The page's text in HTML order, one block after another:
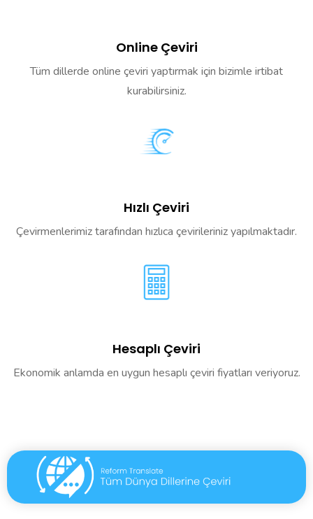
Online Çeviri
Tüm dillerde online çeviri yaptırmak için bizimle irtibat
kurabilirsiniz.
Hızlı Çeviri
Çevirmenlerimiz tarafından hızlıca çevirileriniz yapılmaktadır.
Hesaplı Çeviri
Ekonomik anlamda en uygun hesaplı çeviri fiyatları veriyoruz.